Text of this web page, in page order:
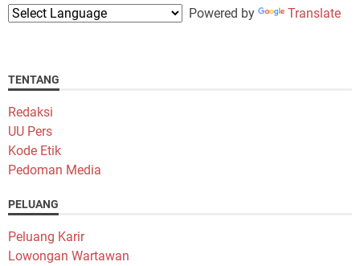
Powered by Translate
TENTANG
Redaksi
UU Pers
Kode Etik
Pedoman Media
PELUANG
Peluang Karir
Lowongan Wartawan